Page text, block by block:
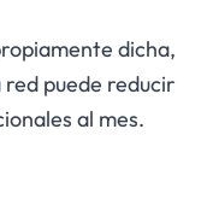
dicha,
puede reducir
al mes.